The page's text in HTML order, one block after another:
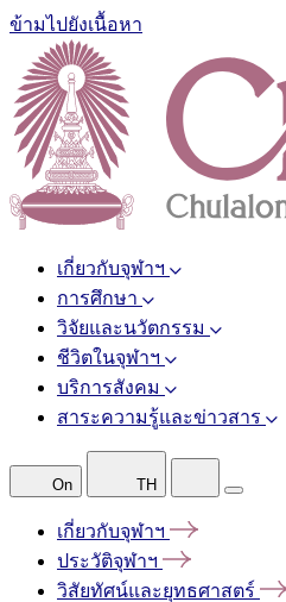
ข้ามไปยังเนื้อหา
เกี่ยวกับจุฬาฯ
การศึกษา
วิจัยและนวัตกรรม
ชีวิตในจุฬาฯ
บริการสังคม
สาระความรู้และข่าวสาร
On TH
เกี่ยวกับจุฬาฯ
ประวัติจุฬาฯ
วิสัยทัศน์และยุทธศาสตร์